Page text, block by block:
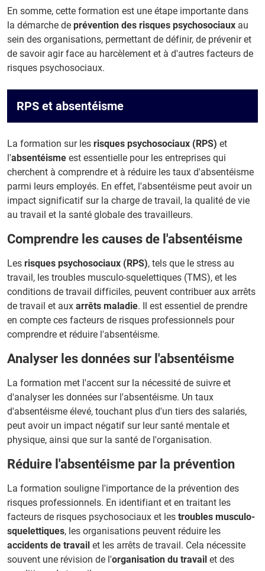
En somme, cette formation est une étape importante dans
la démarche de prévention des risques psychosociaux au
sein des organisations, permettant de définir, de prévenir et
de savoir agir face au harcèlement et à d'autres facteurs de
risques psychosociaux.
RPS et absentéisme
La formation sur les risques psychosociaux (RPS) et
l'absentéisme est essentielle pour les entreprises qui
cherchent à comprendre et à réduire les taux d'absentéisme
parmi leurs employés. En effet, l'absentéisme peut avoir un
impact significatif sur la charge de travail, la qualité de vie
au travail et la santé globale des travailleurs.
Comprendre les causes de l'absentéisme
Les risques psychosociaux (RPS), tels que le stress au
travail, les troubles musculo-squelettiques (TMS), et les
conditions de travail difficiles, peuvent contribuer aux arrêts
de travail et aux arrêts maladie. Il est essentiel de prendre
en compte ces facteurs de risques professionnels pour
comprendre et réduire l'absentéisme.
Analyser les données sur l'absentéisme
La formation met l'accent sur la nécessité de suivre et
d'analyser les données sur l'absentéisme. Un taux
d'absentéisme élevé, touchant plus d'un tiers des salariés,
peut avoir un impact négatif sur leur santé mentale et
physique, ainsi que sur la santé de l'organisation.
Réduire l'absentéisme par la prévention
La formation souligne l'importance de la prévention des
risques professionnels. En identifiant et en traitant les
facteurs de risques psychosociaux et les troubles musculo-
squelettiques, les organisations peuvent réduire les
accidents de travail et les arrêts de travail. Cela nécessite
souvent une révision de l'organisation du travail et des